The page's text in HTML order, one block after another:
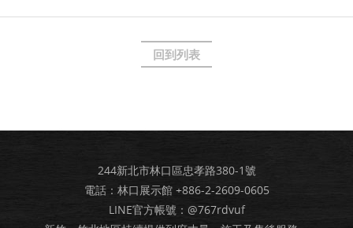
回到列表
244新北市林口區忠孝路380-1號
電話：林口展示館 +886-2-2609-0605
LINE官方帳號：@767rdvuf